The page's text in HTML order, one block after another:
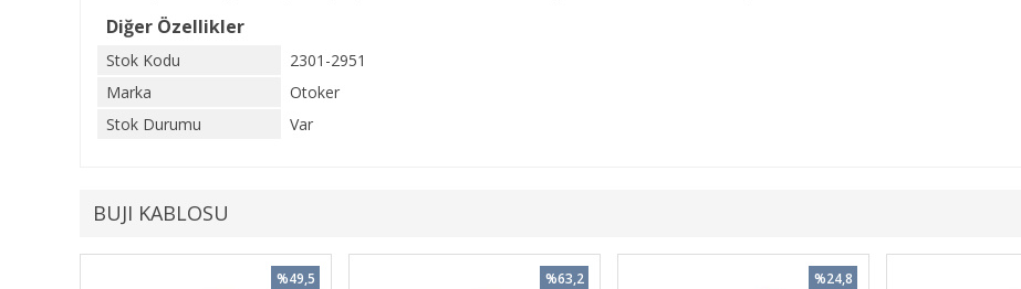
Diğer Özellikler
Stok Kodu
2301-2951
Marka
Otoker
Stok Durumu
Var
BUJI KABLOSU
%49,5 %63,2 %24,8